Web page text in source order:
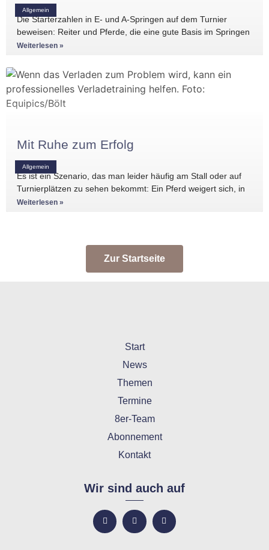
Allgemein
Die Starterzahlen in E- und A-Springen auf dem Turnier
beweisen: Reiter und Pferde, die eine gute Basis im Springen
haben, gibt es
Weiterlesen »
Allgemein
Mit Ruhe zum Erfolg
Es ist ein Szenario, das man leider häufig am Stall oder auf
Turnierplätzen zu sehen bekommt: Ein Pferd weigert sich, in
den Anhänger zu
Weiterlesen »
Zur Startseite
Start
News
Themen
Termine
8er-Team
Abonnement
Kontakt
Wir sind auch auf